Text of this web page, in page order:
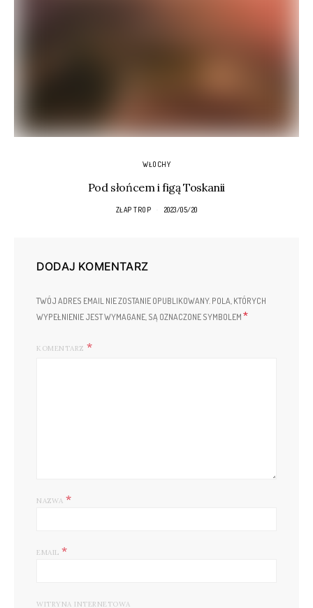
WŁOCHY
Pod słońcem i figą Toskanii
ZŁAP TROP 2023/05/20
DODAJ KOMENTARZ
TWÓJ ADRES EMAIL NIE ZOSTANIE OPUBLIKOWANY. POLA, KTÓRYCH
WYPEŁNIENIE JEST WYMAGANE, SĄ OZNACZONE SYMBOLEM *
KOMENTARZ
NAZWA *
EMAIL *
WITRYNA INTERNETOWA